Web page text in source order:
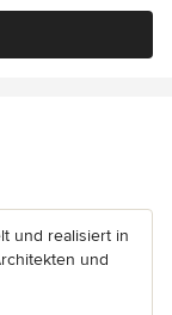
und realisiert in
und